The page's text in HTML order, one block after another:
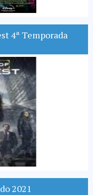
4ª Temporada
2021